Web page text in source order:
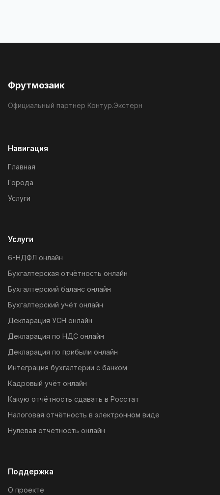
Фрутмозаик
Официальный партнёр Контур.Экстерн
Навигация
Главная
Города
Услуги
Услуги
6-НДФЛ онлайн
Бухгалтерская отчётность онлайн
Бухгалтерский баланс онлайн
Бухгалтерский учёт онлайн
Декларация УСН онлайн
Декларация по НДС онлайн
Декларация по прибыли онлайн
Интеграция бухгалтерии с банком
Кадровый учёт онлайн
Какую отчётность сдавать в Росстат
Налоговая отчётность в электронном виде
Нулевая отчётность онлайн
Поддержка
О проекте